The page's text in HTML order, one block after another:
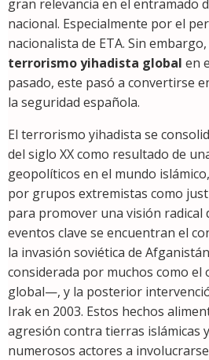
gran relevancia en el entramado
nacional. Especialmente por el
nacionalista de ETA. Sin
terrorismo yihadista global en
pasado, este pasó a convertirse
la seguridad española.
El terrorismo yihadista se
del siglo XX como resultado de
geopolíticos en el mundo
por grupos extremistas como
para promover una visión radical
eventos clave se encuentran el
la invasión soviética de
considerada por muchos como el
global—, y la posterior
Irak en 2003. Estos hechos
agresión contra tierras islámicas
numerosos actores a